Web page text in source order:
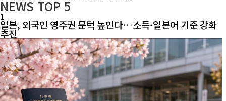
NEWS TOP 5
1
일본, 외국인 영주권 문턱 높인다…소득·일본어 기준 강화
추진